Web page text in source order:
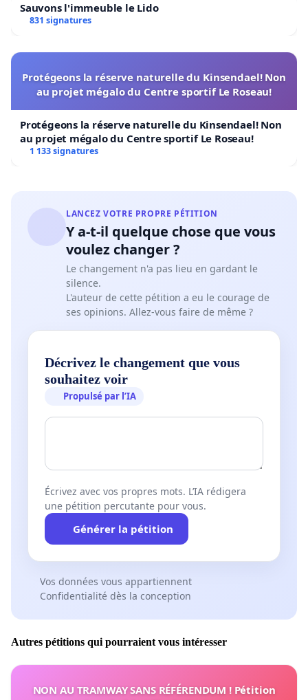
Sauvons l'immeuble le Lido
831 signatures
Protégeons la réserve naturelle du Kinsendael! Non
au projet mégalo du Centre sportif Le Roseau!
Protégeons la réserve naturelle du Kinsendael! Non
au projet mégalo du Centre sportif Le Roseau!
1 133 signatures
LANCEZ VOTRE PROPRE PÉTITION
Y a-t-il quelque chose que vous
voulez changer ?
Le changement n'a pas lieu en gardant le
silence.
L'auteur de cette pétition a eu le courage de
ses opinions. Allez-vous faire de même ?
Décrivez le changement que vous
souhaitez voir
Propulsé par l’IA
Écrivez avec vos propres mots. L’IA rédigera
une pétition percutante pour vous.
Générer la pétition
Vos données vous appartiennent
Confidentialité dès la conception
Autres pétitions qui pourraient vous intéresser
NON AU TRAMWAY SANS RÉFÉRENDUM ! Pétition